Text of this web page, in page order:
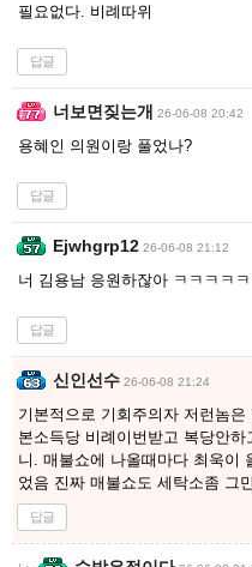
필요없다. 비례따위
답글
너보면짖는개 26-06-08 20:42
용혜인 의원이랑 풀었나?
답글
Ejwhgrp12 26-06-08 21:12
너 김용남 응원하잖아 ㅋㅋㅋㅋㅋ
답글
신인선수 26-06-08 21:24
기본적으로 기회주의자 저런놈
본소득당 비례이번받고 복당안
니. 매불쇼에 나올때마다 최욱이
었음 진짜 매불쇼도 세탁소좀 그
답글